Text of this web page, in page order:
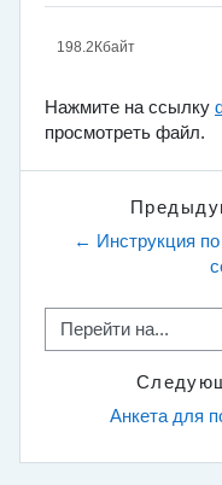
198.2Кбайт
Нажмите на ссылку
просмотреть файл.
← Инструкция по
Перейти на...
Анкета для